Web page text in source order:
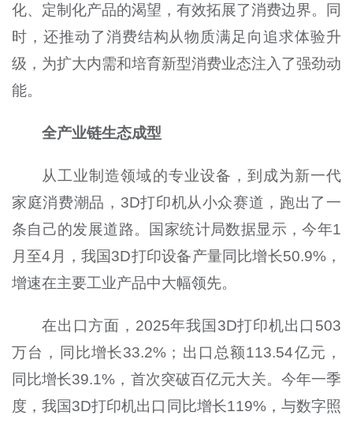
化、定制化产品的渴望，有效拓展了消费边界。同
时，还推动了消费结构从物质满足向追求体验升
级，为扩大内需和培育新型消费业态注入了强劲动
能。
全产业链生态成型
从工业制造领域的专业设备，到成为新一代
家庭消费潮品，3D打印机从小众赛道，跑出了一
条自己的发展道路。国家统计局数据显示，今年1
月至4月，我国3D打印设备产量同比增长50.9%，
增速在主要工业产品中大幅领先。
在出口方面，2025年我国3D打印机出口503
万台，同比增长33.2%；出口总额113.54亿元，
同比增长39.1%，首次突破百亿元大关。今年一季
度，我国3D打印机出口同比增长119%，与数字照